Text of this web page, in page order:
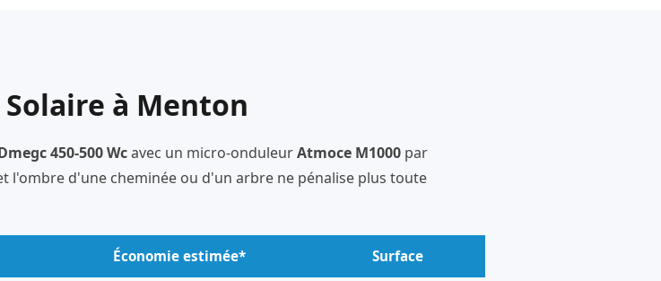
à Menton
450-500 Wcavec un micro-onduleurAtmoce M1000 par
l'ombre d'une cheminée ou d'un arbre ne pénalise plus toute
Économie estimée* Surface